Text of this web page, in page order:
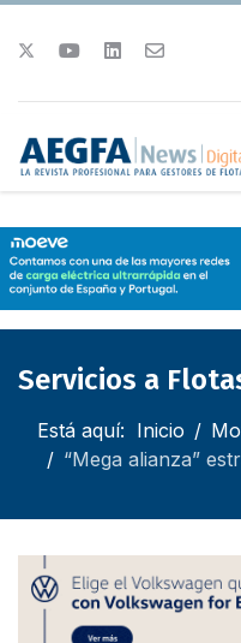
Servicios a
Está aquí: Inicio
“Mega alianza”